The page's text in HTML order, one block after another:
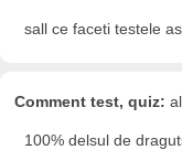
sall ce faceti testele
Comment test, quiz:
100% delsul de